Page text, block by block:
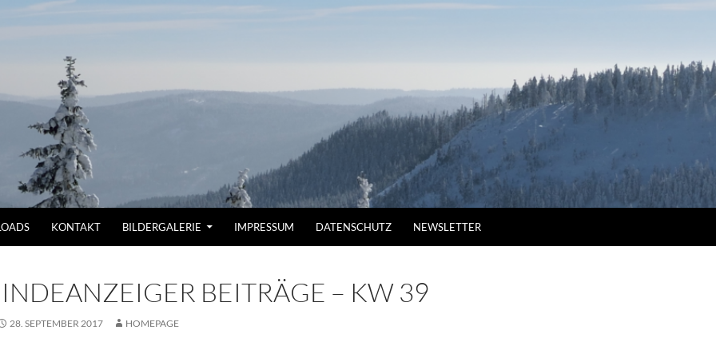
KONTAKT BILDERGALERIE IMPRESSUM DATENSCHUTZ NEWSLETTER
BEITRÄGE – KW 39
28. SEPTEMBER 2017 HOMEPAGE